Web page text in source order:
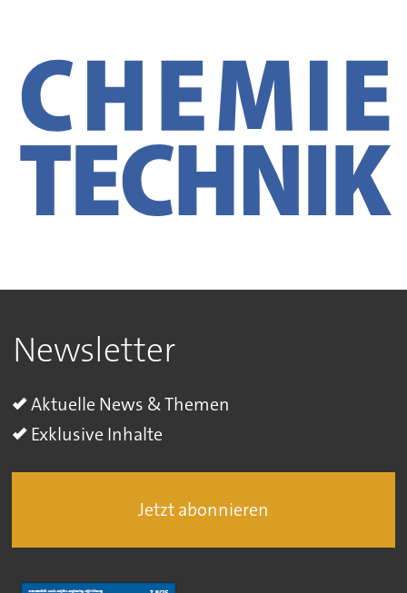
Newsletter
Aktuelle News & Themen
Exklusive Inhalte
Jetzt abonnieren